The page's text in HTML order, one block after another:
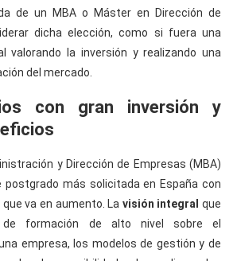
de un MBA o Máster en Dirección de
dicha elección, como si fuera una
valorando la inversión y realizando una
del mercado.
con gran inversión y
y Dirección de Empresas (MBA)
postgrado más solicitada en España con
va en aumento. La visión integral que
formación de alto nivel sobre el
empresa, los modelos de gestión y de